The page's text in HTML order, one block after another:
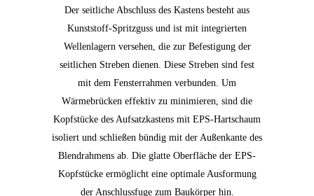
Der seitliche Abschluss des Kastens besteht aus
Kunststoff-Spritzguss und ist mit integrierten
Wellenlagern versehen, die zur Befestigung der
seitlichen Streben dienen. Diese Streben sind fest
mit dem Fensterrahmen verbunden. Um
Wärmebrücken effektiv zu minimieren, sind die
Kopfstücke des Aufsatzkastens mit EPS-Hartschaum
isoliert und schließen bündig mit der Außenkante des
Blendrahmens ab. Die glatte Oberfläche der EPS-
Kopfstücke ermöglicht eine optimale Ausformung
der Anschlussfuge zum Baukörper hin.